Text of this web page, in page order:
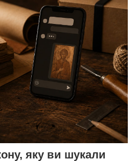
яку ви шукали